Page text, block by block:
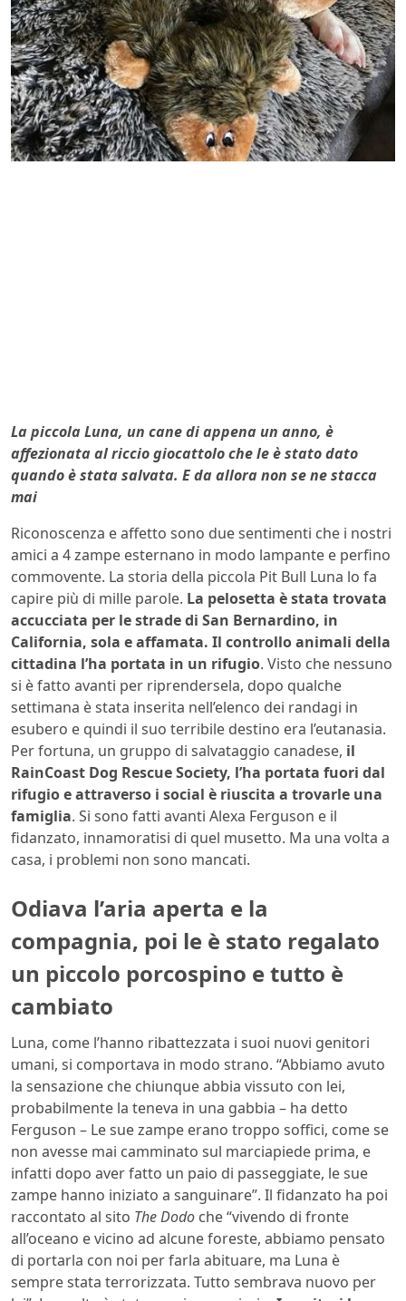
La piccola Luna, un cane di appena un anno, è
affezionata al riccio giocattolo che le è stato dato
quando è stata salvata. E da allora non se ne stacca
mai
Riconoscenza e affetto sono due sentimenti che i nostri
amici a 4 zampe esternano in modo lampante e perfino
commovente. La storia della piccola Pit Bull Luna lo fa
capire più di mille parole. La pelosetta è stata trovata
accucciata per le strade di San Bernardino, in
California, sola e affamata. Il controllo animali della
cittadina l’ha portata in un rifugio. Visto che nessuno
si è fatto avanti per riprendersela, dopo qualche
settimana è stata inserita nell’elenco dei randagi in
esubero e quindi il suo terribile destino era l’eutanasia.
Per fortuna, un gruppo di salvataggio canadese, il
RainCoast Dog Rescue Society, l’ha portata fuori dal
rifugio e attraverso i social è riuscita a trovarle una
famiglia. Si sono fatti avanti Alexa Ferguson e il
fidanzato, innamoratisi di quel musetto. Ma una volta a
casa, i problemi non sono mancati.
Odiava l’aria aperta e la
compagnia, poi le è stato regalato
un piccolo porcospino e tutto è
cambiato
Luna, come l’hanno ribattezzata i suoi nuovi genitori
umani, si comportava in modo strano. “Abbiamo avuto
la sensazione che chiunque abbia vissuto con lei,
probabilmente la teneva in una gabbia – ha detto
Ferguson – Le sue zampe erano troppo soffici, come se
non avesse mai camminato sul marciapiede prima, e
infatti dopo aver fatto un paio di passeggiate, le sue
zampe hanno iniziato a sanguinare”. Il fidanzato ha poi
raccontato al sito The Dodo che “vivendo di fronte
all’oceano e vicino ad alcune foreste, abbiamo pensato
di portarla con noi per farla abituare, ma Luna è
sempre stata terrorizzata. Tutto sembrava nuovo per